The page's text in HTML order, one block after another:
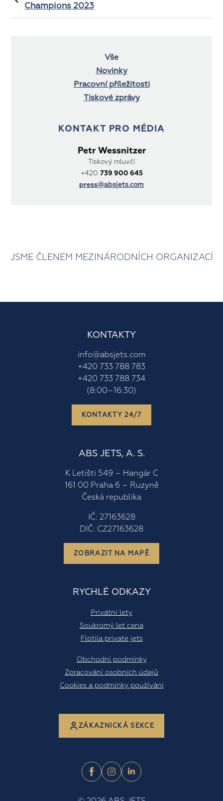
Champions 2023
Vše
Novinky
Pracovní příležitosti
Tiskové zprávy
KONTAKT PRO MÉDIA
Petr Wessnitzer
Tiskový mluvčí
+420 739 900 645
press@absjets.com
JSME ČLENEM MEZINÁRODNÍCH ORGANIZACÍ
KONTAKTY
info@absjets.com
+420 733 788 783
+420 733 788 734
(8:00–16:30)
KONTAKTY 24/7
ABS JETS, A. S.
K Letišti 549 – Hangár C
161 00 Praha 6 – Ruzyně
Česká republika
IČ: 27163628
DIČ: CZ27163628
ZOBRAZIT NA MAPĚ
RYCHLÉ ODKAZY
Privátní lety
Soukromý let cena
Flotila private jets
Obchodní podmínky
Zpracování osobních údajů
Cookies a podmínky používání
ZÁKAZNICKÁ SEKCE